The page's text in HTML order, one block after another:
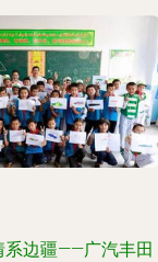
系边疆——广汽丰田